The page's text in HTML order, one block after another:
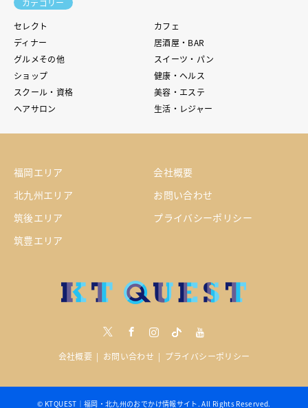
カテゴリー
セレクト
カフェ
ディナー
居酒屋・BAR
グルメその他
スイーツ・パン
ショップ
健康・ヘルス
スクール・資格
美容・エステ
ヘアサロン
生活・レジャー
福岡エリア
北九州エリア
筑後エリア
筑豊エリア
会社概要
お問い合わせ
プライバシーポリシー
Instagramtiktock youtube
会社概要 お問い合わせ プライバシーポリシー
© KTQUEST｜福岡・北九州のおでかけ情報サイト. All Rights Reserved.